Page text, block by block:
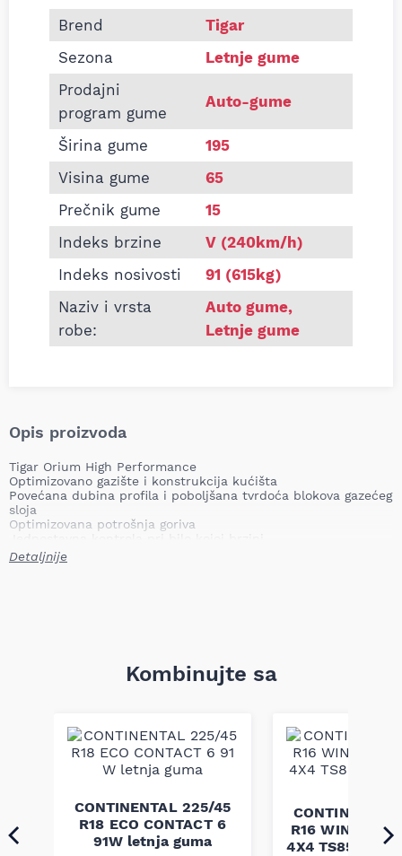
Informacije o TIGAR 195/65 R15 ORIUM HIGH
Brend
Tigar
Sezona
Letnje gume
Prodajni
program gume
Auto-gume
Širina gume
195
Visina gume
65
Prečnik gume
15
Indeks brzine
V (240km/h)
Indeks nosivosti
91 (615kg)
Naziv i vrsta
robe:
Auto gume,
Letnje gume
Opis proizvoda
Tigar Orium High Performance
Optimizovano gazište i konstrukcija kućišta
Povećana dubina profila i poboljšana tvrdoća blokova gazećeg
sloja
Optimizovana potrošnja goriva
Snažne performanse na mokrom i suvom kolovozu
Detaljnije
Kombinujte sa
CONTINENTAL 225/45
R18 ECO CONTACT 6
91W letnja guma
R16 WINTER
4X4 TS850